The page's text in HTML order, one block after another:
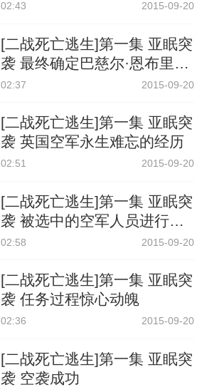
02:43 2015-09-20
[二战死亡逃生]第一集 亚眠突
袭 最终确定巴慈尔·恩布里率
领的轰炸部队
02:37 2015-09-20
[二战死亡逃生]第一集 亚眠突
袭 英国空军永生难忘的经历
02:51 2015-09-20
[二战死亡逃生]第一集 亚眠突
袭 被选中的空军人员进行训
练
02:58 2015-09-20
[二战死亡逃生]第一集 亚眠突
袭 任务过程惊心动魄
02:36 2015-09-20
[二战死亡逃生]第一集 亚眠突
袭 空袭成功